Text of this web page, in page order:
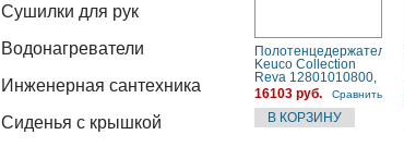
Сушилки для рук
Водонагреватели
Инженерная сантехника
Сиденья с крышкой
Полотенцедержатель
Keuco Collection
Reva 12801010800,
хром
16103 руб. Сравнить